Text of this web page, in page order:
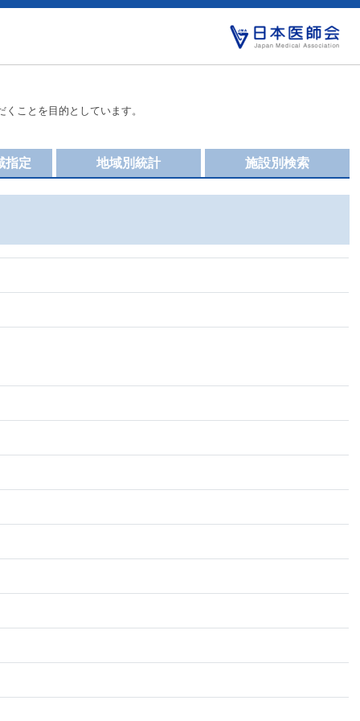
ことを目的としています。
施設別検索
地域別統計
指定